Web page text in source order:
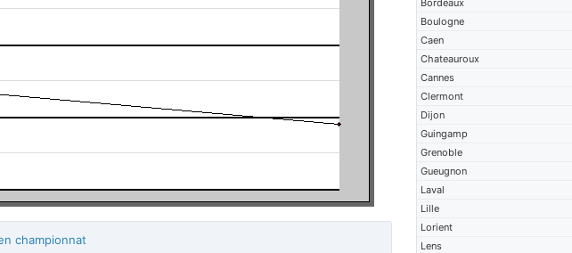
Bordeaux
Boulogne
Caen
Chateauroux
Cannes
Clermont
Dijon
Guingamp
Grenoble
Gueugnon
Laval
Lille
Lorient
Lens
championnat